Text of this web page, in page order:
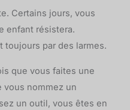
Certains jours, vous
enfant résistera.
toujours par des larmes.
que vous faites une
vous nommez un
un outil, vous êtes en